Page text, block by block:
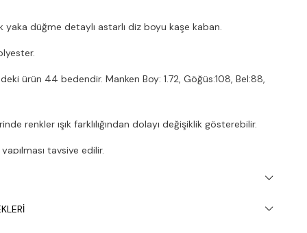
yaka düğme detaylı astarlı diz boyu kaşe kaban.
ürün 44 bedendir. Manken Boy: 1.72, Göğüs:108, Bel:88,
renkler ışık farklılığından dolayı değişiklik gösterebilir.
tavsiye edilir.